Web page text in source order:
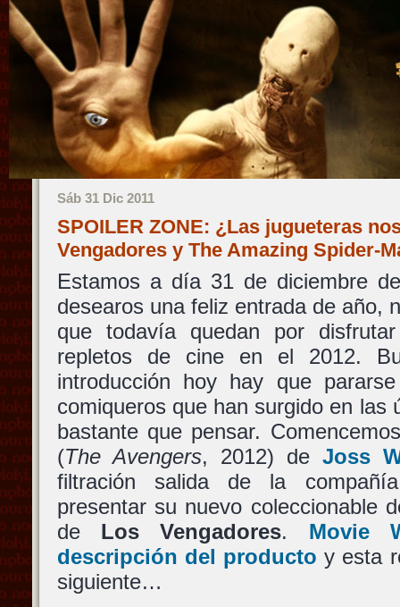
Sáb 31 Dic 2011
SPOILER ZONE: ¿Las jugueteras
Vengadores y The Amazing Spider-
Estamos a día 31 de diciembre
desearos una feliz entrada de año,
que todavía quedan por
repletos de cine en el 2012.
introducción hoy hay que
comiqueros que han surgido en las
bastante que pensar.
(The Avengers, 2012) deJoss
filtración salida de la
presentar su nuevo coleccionable
de Los Vengadores. Movie
descripción del producto y esta
siguiente…